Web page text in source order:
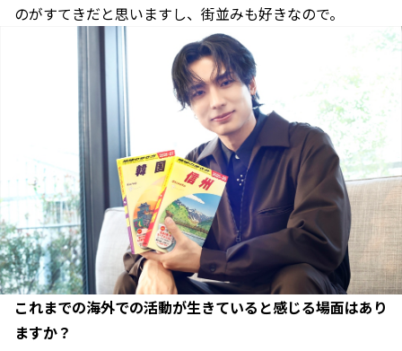
のがすてきだと思いますし、街並みも好きなので。
――これまでの海外での活動が生きていると感じる場面はあり
ますか？